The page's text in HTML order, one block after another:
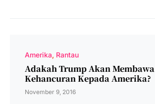
Amerika Rantau
Adakah Trump Akan Membawa
Kehancuran Kepada Amerika?
November 9, 2016